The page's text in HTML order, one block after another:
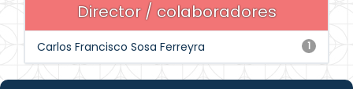
Director / colaboradores
1
Carlos Francisco Sosa Ferreyra